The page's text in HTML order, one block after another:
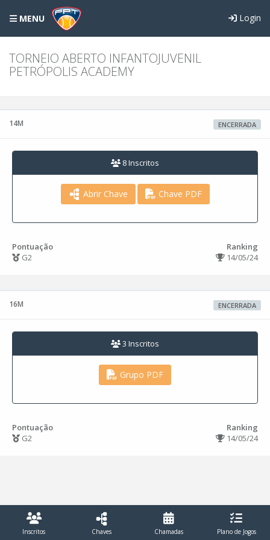
MENU Login
TORNEIO ABERTO INFANTOJUVENIL
PETRÓPOLIS ACADEMY
ENCERRADA
14M
8 Inscritos
Abrir Chave Chave PDF
Pontuação
G2
Ranking
14/05/24
ENCERRADA
16M
3 Inscritos
Grupo PDF
Pontuação
G2
Ranking
14/05/24
Inscritos Chaves Chamadas Plano de Jogos